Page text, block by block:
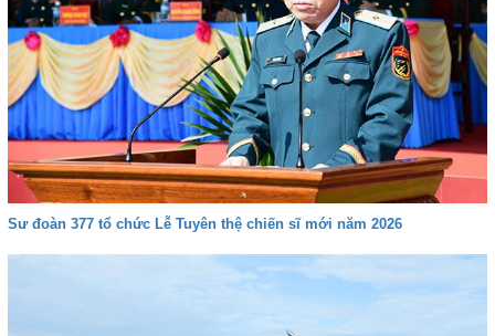
Sư đoàn 377 tổ chức Lễ Tuyên thệ chiến sĩ mới năm 2026